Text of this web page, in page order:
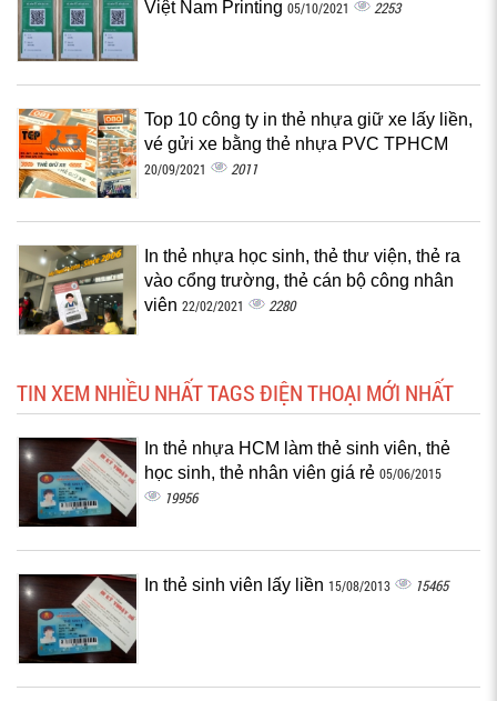
Việt Nam Printing 05/10/2021 2253
Top 10 công ty in thẻ nhựa giữ xe lấy liền,
vé gửi xe bằng thẻ nhựa PVC TPHCM
20/09/2021 2011
In thẻ nhựa học sinh, thẻ thư viện, thẻ ra
vào cổng trường, thẻ cán bộ công nhân
viên 22/02/2021 2280
TIN XEM NHIỀU NHẤT TAGS ĐIỆN THOẠI MỚI NHẤT
In thẻ nhựa HCM làm thẻ sinh viên, thẻ
học sinh, thẻ nhân viên giá rẻ 05/06/2015
19956
In thẻ sinh viên lấy liền 15/08/2013 15465